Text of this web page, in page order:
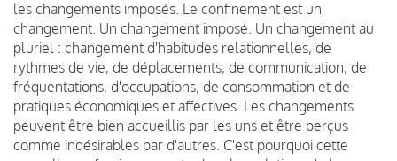
les changements imposés. Le confinement est un
changement. Un changement imposé. Un changement au
pluriel : changement d'habitudes relationnelles, de
rythmes de vie, de déplacements, de communication, de
fréquentations, d'occupations, de consommation et de
pratiques économiques et affectives. Les changements
peuvent être bien accueillis par les uns et être perçus
comme indésirables par d'autres. C'est pourquoi cette